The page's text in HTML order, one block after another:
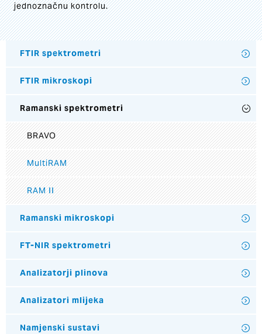
jednoznačnu kontrolu.
FTIR spektrometri
FTIR mikroskopi
Ramanski spektrometri
BRAVO
MultiRAM
RAM II
Ramanski mikroskopi
FT-NIR spektrometri
Analizatorji plinova
Analizatori mlijeka
Namjenski sustavi